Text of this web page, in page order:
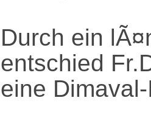
Durch ein
entschied
eine